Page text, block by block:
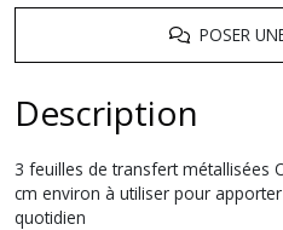
POSER
Description
3 feuilles de transfert métallisées
cm environ à utiliser pour
quotidien